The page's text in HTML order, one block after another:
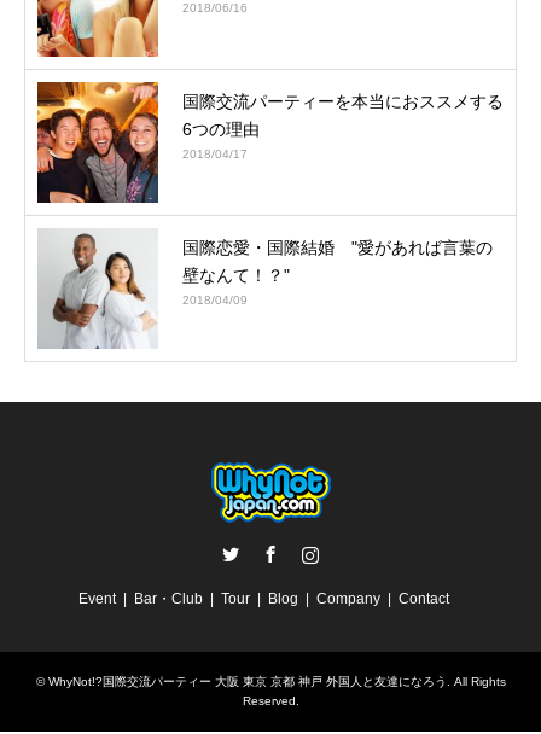
2018/06/16
国際交流パーティーを本当におススメする
6つの理由
2018/04/17
国際恋愛・国際結婚 "愛があれば言葉の
壁なんて！？"
2018/04/09
Event Bar・Club Tour Blog Company Contact
©WhyNot!?国際交流パーティー 大阪 東京 京都 神戸 外国人と友達になろう. All Rights
Reserved.